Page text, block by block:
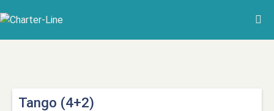
Tango (4+2)